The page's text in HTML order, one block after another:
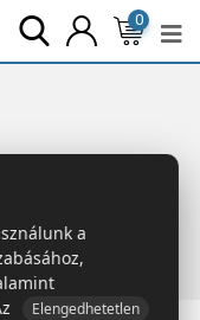
0
a
Elengedhetetlen